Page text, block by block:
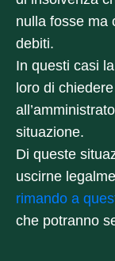
nulla fosse ma
debiti.
In questi casi
loro di
situazione.
Di queste
uscirne
rimando a
che potranno